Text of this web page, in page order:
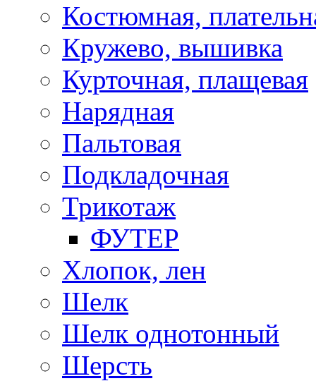
Костюмная,
Кружево, вышивка
Курточная, плащевая
Нарядная
Пальтовая
Подкладочная
Трикотаж
ФУТЕР
Хлопок, лен
Шелк
Шелк однотонный
Шерсть